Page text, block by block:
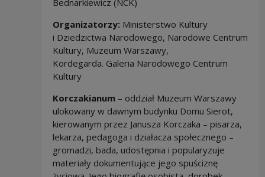
Organizatorzy: Ministerstwo Kultury
i Dziedzictwa Narodowego, Narodowe Centrum
Kultury, Muzeum Warszawy,
Kordegarda. Galeria Narodowego Centrum
Kultury
Korczakianum– oddział Muzeum Warszawy
ulokowany w dawnym budynku Domu Sierot,
kierowanym przez Janusza Korczaka – pisarza,
lekarza, pedagoga i działacza społecznego –
gromadzi, bada, udostępnia i popularyzuje
materiały dokumentujące jego spuściznę